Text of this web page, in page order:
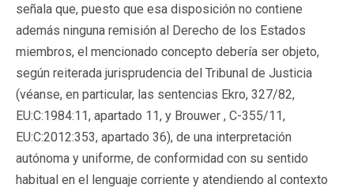
señala que, puesto que esa disposición no contiene
además ninguna remisión al Derecho de los Estados
miembros, el mencionado concepto debería ser objeto,
según reiterada jurisprudencia del Tribunal de Justicia
(véanse, en particular, las sentencias Ekro, 327/82,
EU:C:1984:11, apartado 11, y Brouwer , C-355/11,
EU:C:2012:353, apartado 36), de una interpretación
autónoma y uniforme, de conformidad con su sentido
habitual en el lenguaje corriente y atendiendo al contexto